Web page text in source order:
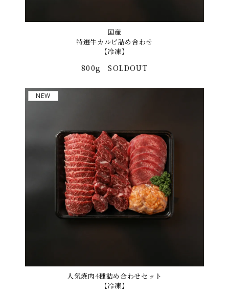
国産
特選牛カルビ詰め合わせ
【冷凍】
800g SOLDOUT
NEW
人気焼肉4種詰め合わせセット
【冷凍】